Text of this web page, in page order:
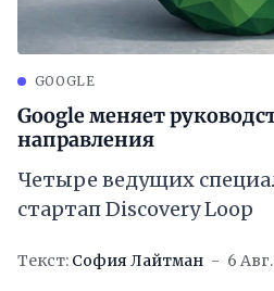
GOOGLE
Google меняет
направления
Четыре ведущих
стартап Discovery Loop
Текст: София Лайтман 6